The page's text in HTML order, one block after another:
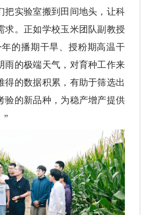
把实验室搬到田间地头，让科
求。正如学校玉米团队副教授
的播期干旱、授粉期高温干
雨的极端天气，对育种工作来
得的数据积累，有助于筛选出
验的新品种，为稳产增产提供
”